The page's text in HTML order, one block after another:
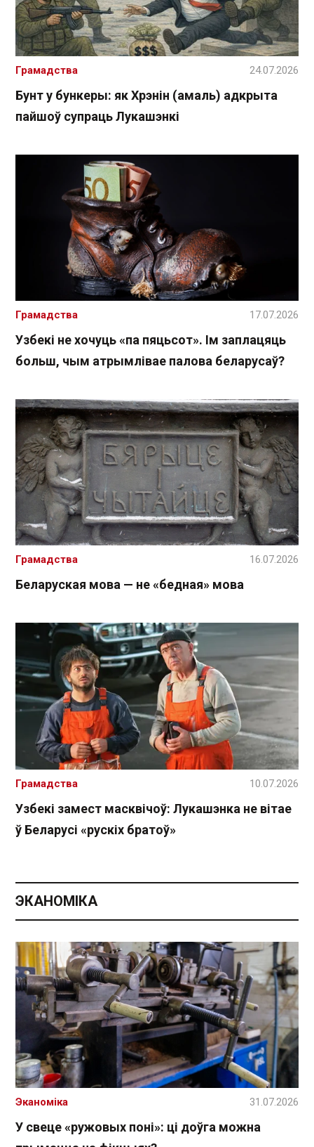
Бунт у бункеры: як Хрэнін (амаль) адкрыта
пайшоў супраць Лукашэнкі
Грамадства 24.07.2026
Узбекі не хочуць «па пяцьсот». Ім заплацяць
больш, чым атрымлівае палова беларусаў?
Грамадства 17.07.2026
Беларуская мова — не «бедная» мова
Грамадства 16.07.2026
Узбекі замест масквічоў: Лукашэнка не вітае
ў Беларусі «рускіх братоў»
Грамадства 10.07.2026
ЭКАНОМІКА
У свеце «ружовых поні»: ці доўга можна
Эканоміка 31.07.2026